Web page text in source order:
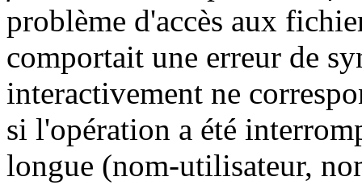
problème d'accès aux
comportait une erreur de
interactivement ne
si l'opération a été
longue (nom-utilisateur,